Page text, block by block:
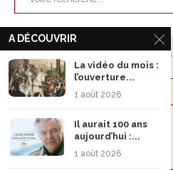
ARCHIVES
A DÉCOUVRIR
La vidéo du mois :
l’ouverture...
1 août 2026
Il aurait 100 ans
aujourd’hui :...
1 août 2026